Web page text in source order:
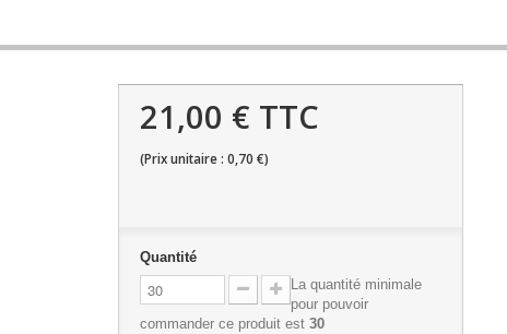
21,00 € TTC
(Prix unitaire : 0,70 €)
Quantité
La quantité minimale
pour pouvoir
commander ce produit est 30